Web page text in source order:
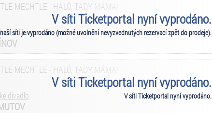
V síti Ticketportal nyní vyprodáno.
síti je vyprodáno (možné uvolnění nevyzvednutých rezervací zpět do prodeje).
MECHTLE - HALÓ, TADY MÁMA!
- Litvínov
V síti Ticketportal nyní vyprodáno.
V síti Ticketportal nyní vyprodáno.
MECHTLE - HALÓ, TADY MÁMA!
divadlo